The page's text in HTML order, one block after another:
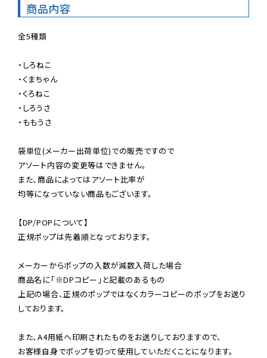
商品内容
全5種類
・しろねこ
・くまちゃん
・くろねこ
・しろうさ
・ももうさ
袋単位(メーカー出荷単位)での販売ですので
アソート内容の変更等はできません。
また、商品によってはアソート比率が
均等になっていない商品もございます。
【DP/POPについて】
正規ポップは先着順となっております。
メーカーからポップの入数が減数入荷した場合
商品名に「※DPコピー」と記載のあるもの
上記の場合、正規のポップではなくカラーコピーのポップをお送り
しております。
また、A4用紙へ印刷されたものをお送りしておりますので、
お客様自身でポップを切って使用していただくことになります。